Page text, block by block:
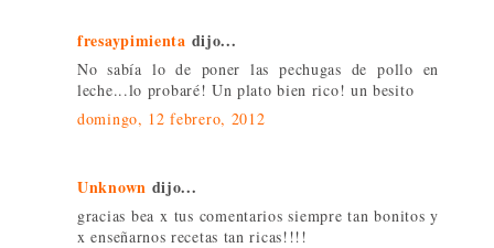
fresaypimienta dijo...
No sabía lo de poner las pechugas de pollo en
leche...lo probaré! Un plato bien rico! un besito
domingo, 12 febrero, 2012
Unknown dijo...
gracias bea x tus comentarios siempre tan bonitos y
x enseñarnos recetas tan ricas!!!!